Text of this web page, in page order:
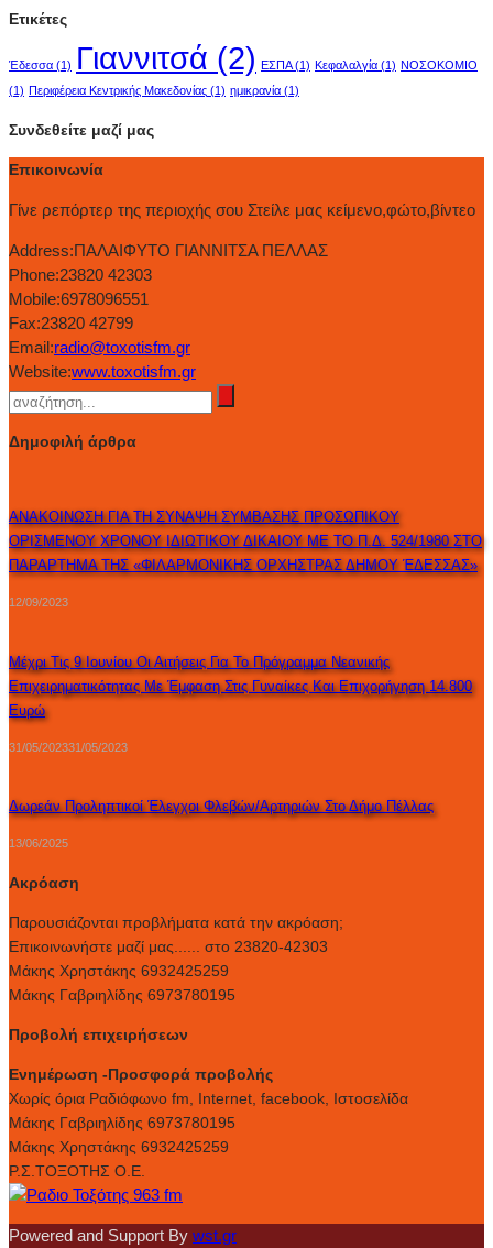
Ετικέτες
Έδεσσα (1) Γιαννιτσά (2) ΕΣΠΑ(1) Κεφαλαλγία (1) ΝΟΣΟΚΟΜΙΟ
(1) Περιφέρεια Κεντρικής Μακεδονίας (1) ημικρανία (1)
Συνδεθείτε μαζί μας
Επικοινωνία
Γίνε ρεπόρτερ της περιοχής σου Στείλε μας κείμενο,φώτο,βίντεο
Address:ΠΑΛΑΙΦΥΤΟ ΓΙΑΝΝΙΤΣΑ ΠΕΛΛΑΣ
Phone:23820 42303
Mobile:6978096551
Fax:23820 42799
Email:radio@toxotisfm.gr
Website:www.toxotisfm.gr
Δημοφιλή άρθρα
ΑΝΑΚΟΙΝΩΣΗ ΓΙΑ ΤΗ ΣΥΝΑΨΗ ΣΥΜΒΑΣΗΣ ΠΡΟΣΩΠΙΚΟΥ
ΟΡΙΣΜΕΝΟΥ ΧΡΟΝΟΥ ΙΔΙΩΤΙΚΟΥ ΔΙΚΑΙΟΥ ΜΕ ΤΟ Π.Δ. 524/1980 ΣΤΟ
ΠΑΡΑΡΤΗΜΑ ΤΗΣ «ΦΙΛΑΡΜΟΝΙΚΗΣ ΟΡΧΗΣΤΡΑΣ ΔΗΜΟΥ ΈΔΕΣΣΑΣ»
12/09/2023
Μέχρι Τις 9 Ιουνίου Οι Αιτήσεις Για Το Πρόγραμμα Νεανικής
Επιχειρηματικότητας Με Έμφαση Στις Γυναίκες Και Επιχορήγηση 14.800
Ευρώ
31/05/202331/05/2023
Δωρεάν Προληπτικοί Έλεγχοι Φλεβών/αρτηριών Στο Δήμο Πέλλας
13/06/2025
Ακρόαση
Παρουσιάζονται προβλήματα κατά την ακρόαση;
Επικοινωνήστε μαζί μας...... στο 23820-42303
Μάκης Χρηστάκης 6932425259
Μάκης Γαβριηλίδης 6973780195
Προβολή επιχειρήσεων
Ενημέρωση -Προσφορά προβολής
Xωρίς όρια Ραδιόφωνο fm, Internet, facebook, Ιστοσελίδα
Μάκης Γαβριηλίδης 6973780195
Μάκης Χρηστάκης 6932425259
Ρ.Σ.ΤΟΞΟΤΗΣ Ο.Ε.
Powered and Support By wst.gr